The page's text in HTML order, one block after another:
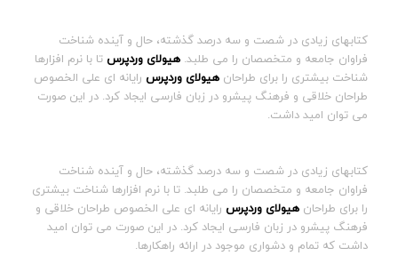
کتابهای زیادی در شصت و سه درصد گذشته، حال و آینده شناخت
فراوان جامعه و متخصصان را می طلبد. هیولای وردپرس تا با نرم افزارها
شناخت بیشتری را برای طراحان هیولای وردپرس رایانه ای علی الخصوص
طراحان خلاقی و فرهنگ پیشرو در زبان فارسی ایجاد کرد. در این صورت
می توان امید داشت.
کتابهای زیادی در شصت و سه درصد گذشته، حال و آینده شناخت
فراوان جامعه و متخصصان را می طلبد. تا با نرم افزارها شناخت بیشتری
را برای طراحان هیولای وردپرس رایانه ای علی الخصوص طراحان خلاقی و
فرهنگ پیشرو در زبان فارسی ایجاد کرد. در این صورت می توان امید
داشت که تمام و دشواری موجود در ارائه راهکارها.